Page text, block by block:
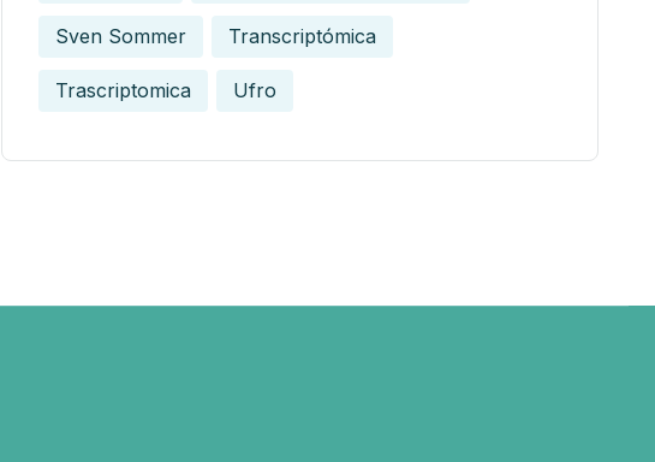
Sven Sommer Transcriptómica
Trascriptomica Ufro